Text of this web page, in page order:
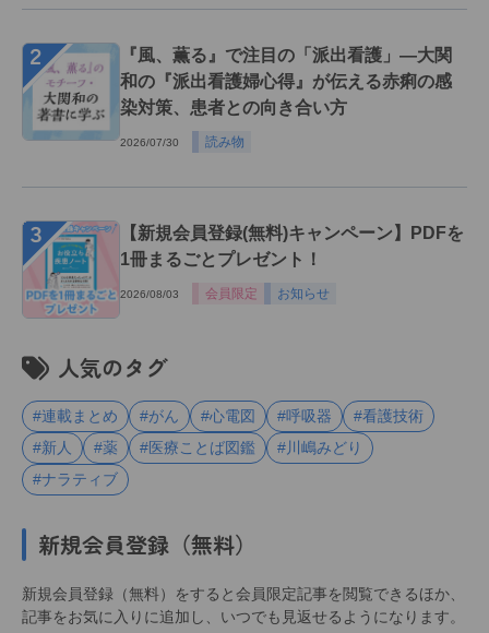
２
『風、薫る』で注目の「派出看護」―大関
和の『派出看護婦心得』が伝える赤痢の感
染対策、患者との向き合い方
2026/07/30 読み物
３
【新規会員登録(無料)キャンペーン】PDFを
1冊まるごとプレゼント！
2026/08/03 会員限定 お知らせ
人気のタグ
#連載まとめ #がん #心電図 #呼吸器
#看護技術
#新人
#薬 #医療ことば図鑑
#川嶋みどり
#ナラティブ
新規会員登録（無料）
新規会員登録（無料）をすると会員限定記事を閲覧できるほか、
記事をお気に入りに追加し、いつでも見返せるようになります。